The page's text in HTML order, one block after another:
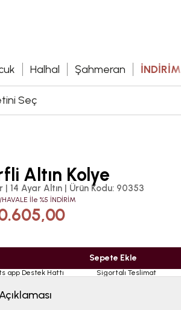
Halhal Şahmeran İNDİRİM
Seç
Altın Kolye
| 14 Ayar Altın | Ürün Kodu: 90353
HAVALE İle %5 İNDİRİM
Sepete Ekle
app Destek Hattı Sigortalı Teslimat